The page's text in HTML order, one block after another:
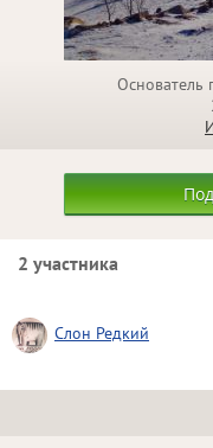
Основатель
2 участника
Слон Редкий